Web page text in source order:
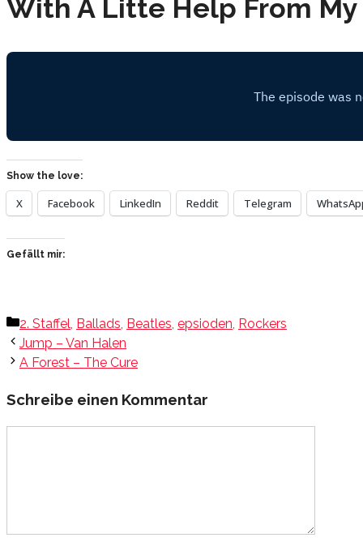
With A Litte Help From
Show the love:
X Facebook LinkedIn Reddit Telegram
Gefällt mir:
Kategorien
2. Staffel, Ballads, Beatles, epsioden, Rockers
Jump – Van Halen
A Forest – The Cure
Schreibe einen Kommentar